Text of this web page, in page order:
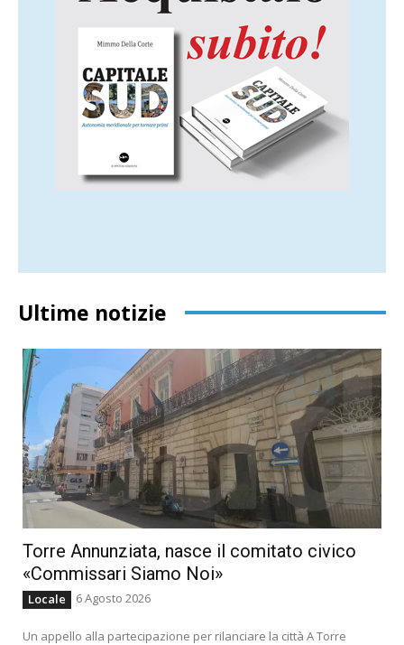
Ultime notizie
Torre Annunziata, nasce il comitato civico
«Commissari Siamo Noi»
Locale 6 Agosto 2026
Un appello alla partecipazione per rilanciare la città A Torre